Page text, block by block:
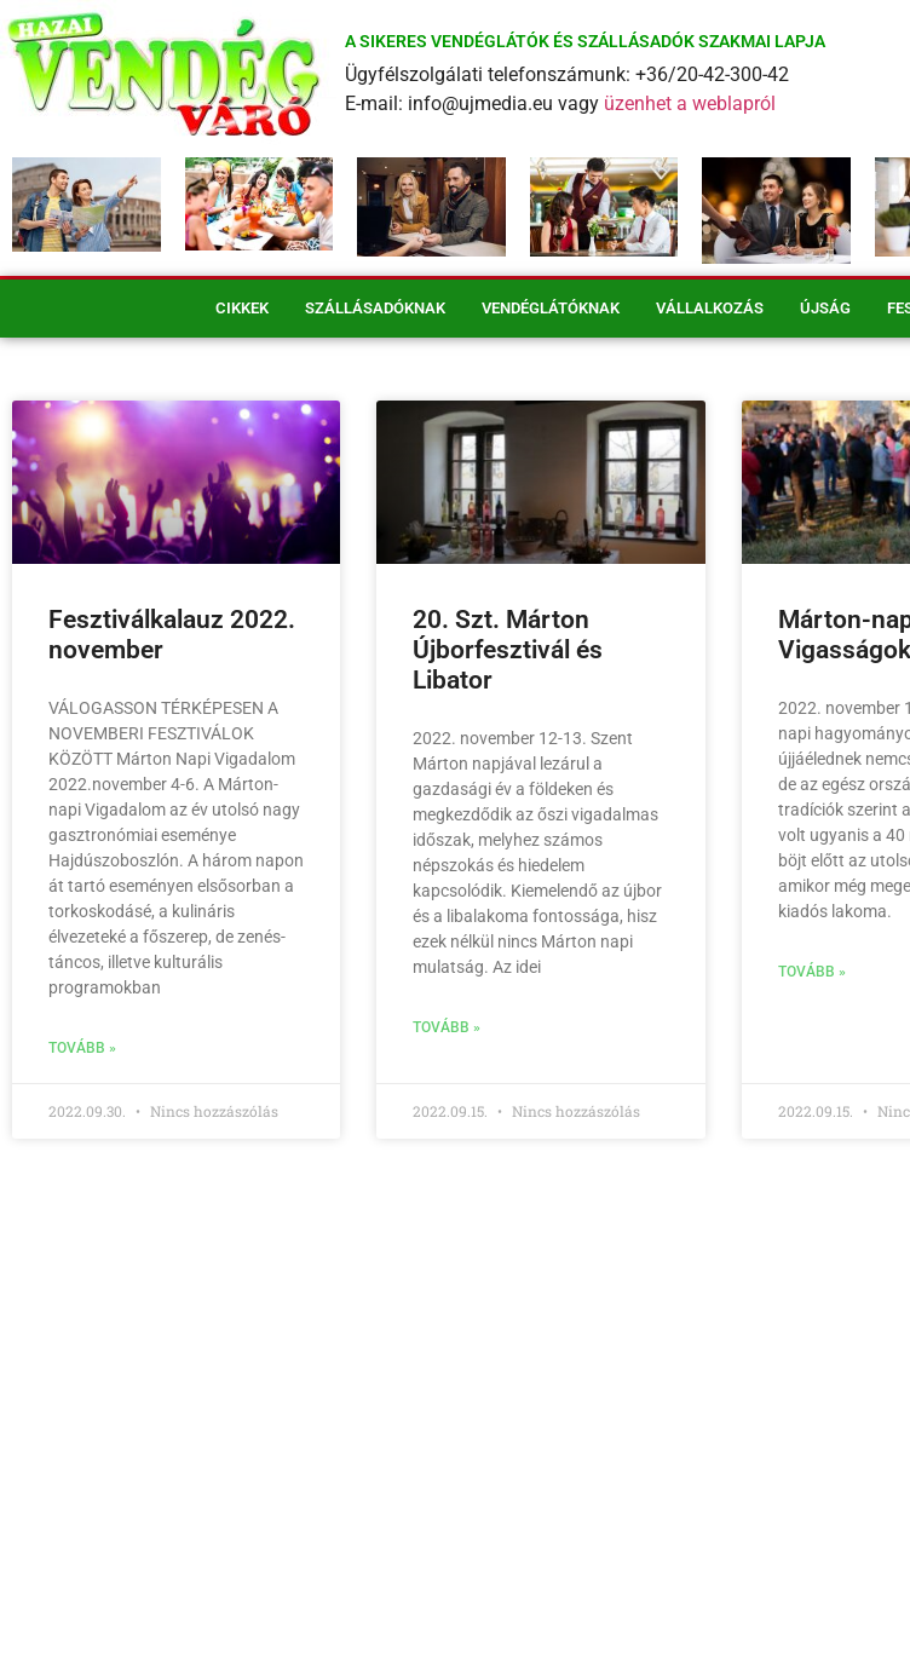
A SIKERES VENDÉGLÁTÓK ÉS SZÁLLÁSADÓK SZAKMAI LAPJA
Ügyfélszolgálati telefonszámunk: +36/20-42-300-42
E-mail: info@ujmedia.eu vagy üzenhet a weblapról
CIKKEK SZÁLLÁSADÓKNAK VENDÉGLÁTÓKNAK VÁLLALKOZÁS ÚJSÁG
Fesztiválkalauz 2022.
november
VÁLOGASSON TÉRKÉPESEN A
NOVEMBERI FESZTIVÁLOK
KÖZÖTT Márton Napi Vigadalom
2022.november 4-6. A Márton-
napi Vigadalom az év utolsó nagy
gasztronómiai eseménye
Hajdúszoboszlón. A három napon
át tartó eseményen elsősorban a
torkoskodásé, a kulináris
élvezeteké a főszerep, de zenés-
táncos, illetve kulturális
programokban
TOVÁBB »
2022.09.30. Nincs hozzászólás
20. Szt. Márton
Újborfesztivál és
Libator
2022. november 12-13. Szent
Márton napjával lezárul a
gazdasági év a földeken és
megkezdődik az őszi vigadalmas
időszak, melyhez számos
népszokás és hiedelem
kapcsolódik. Kiemelendő az újbor
és a libalakoma fontossága, hisz
ezek nélkül nincs Márton napi
mulatság. Az idei
TOVÁBB »
2022.09.15. Nincs hozzászólás
Márton-
2022. november
napi
újjáélednek
de az egész
tradíciók szerint
volt ugyanis a
böjt előtt az
amikor még
kiadós lakoma.
TOVÁBB »
2022.09.15.